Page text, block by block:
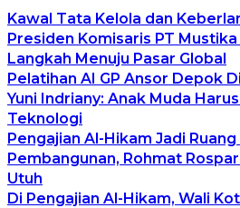
Kawal Tata Kelola dan
Presiden Komisaris PT
Langkah Menuju Pasar Global
Pelatihan AI GP Ansor Depok
Yuni Indriany: Anak Muda
Teknologi
Pengajian Al-Hikam Jadi
Pembangunan, Rohmat
Utuh
Di Pengajian Al-Hikam, Wali